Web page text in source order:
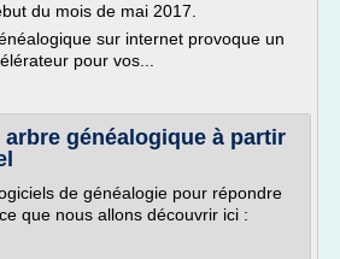
du mois de mai 2017.
sur internet provoque un
pour vos...
généalogique à partir
de généalogie pour répondre
que nous allons découvrir ici :